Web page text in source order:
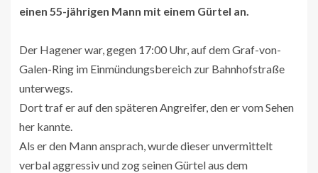
einen 55-jährigen Mann mit einem Gürtel an.
Der Hagener war, gegen 17:00 Uhr, auf dem Graf-von-
Galen-Ring im Einmündungsbereich zur Bahnhofstraße
unterwegs.
Dort traf er auf den späteren Angreifer, den er vom Sehen
her kannte.
Als er den Mann ansprach, wurde dieser unvermittelt
verbal aggressiv und zog seinen Gürtel aus dem